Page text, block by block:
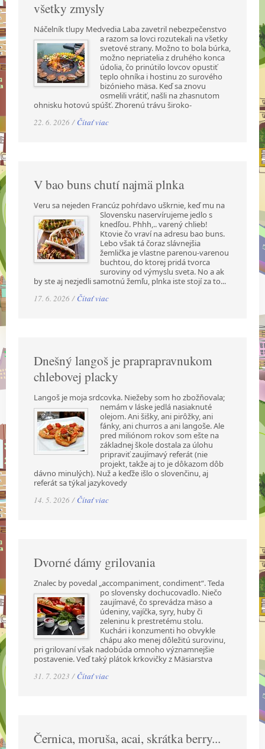
všetky zmysly
Náčelník tlupy Medvedia Laba zavetril nebezpečenstvo
a razom sa lovci rozutekali na všetky
svetové strany. Možno to bola búrka,
možno nepriatelia z druhého konca
údolia, čo prinútilo lovcov opustiť
teplo ohníka i hostinu zo surového
bizónieho mäsa. Keď sa znovu
osmelili vrátiť, našli na zhasnutom
ohnisku hotovú spúšť. Zhorenú trávu široko-
22. 6. 2026 / Čítať viac
V bao buns chutí najmä plnka
Veru sa nejeden Francúz pohŕdavo uškrnie, keď mu na
Slovensku naservírujeme jedlo s
knedľou. Phhh,.. varený chlieb!
Ktovie čo vraví na adresu bao buns.
Lebo však tá čoraz slávnejšia
žemlička je vlastne parenou-varenou
buchtou, do ktorej pridá tvorca
suroviny od výmyslu sveta. No a ak
by ste aj nezjedli samotnú žemľu, plnka iste stojí za to...
17. 6. 2026 / Čítať viac
Dnešný langoš je praprapravnukom
chlebovej placky
Langoš je moja srdcovka. Niežeby som ho zbožňovala;
nemám v láske jedlá nasiaknuté
olejom. Ani šišky, ani pirôžky, ani
fánky, ani churros a ani langoše. Ale
pred miliónom rokov som ešte na
základnej škole dostala za úlohu
pripraviť zaujímavý referát (nie
projekt, takže aj to je dôkazom dôb
dávno minulých). Nuž a keďže išlo o slovenčinu, aj
referát sa týkal jazykovedy
14. 5. 2026 / Čítať viac
Dvorné dámy grilovania
Znalec by povedal „accompaniment, condiment“. Teda
po slovensky dochucovadlo. Niečo
zaujímavé, čo sprevádza mäso a
údeniny, vajíčka, syry, huby či
zeleninu k prestretému stolu.
Kuchári i konzumenti ho obvykle
chápu ako menej dôležitú surovinu,
pri grilovaní však nadobúda omnoho významnejšie
postavenie. Veď taký plátok krkovičky z Mäsiarstva
31. 7. 2023 / Čítať viac
Černica, moruša, acai, skrátka berry...